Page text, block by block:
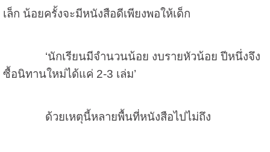
เล็ก น้อยครั้งจะมีหนังสือดีเพียงพอให้เด็ก
‘นักเรียนมีจำนวนน้อย งบรายหัวน้อย ปีหนึ่งจึง
ซื้อนิทานใหม่ได้แค่ 2-3 เล่ม’
ด้วยเหตุนี้หลายพื้นที่หนังสือไปไม่ถึง